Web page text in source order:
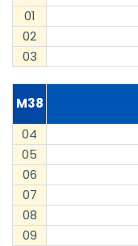
01
02
03
M38
04
05
06
07
08
09